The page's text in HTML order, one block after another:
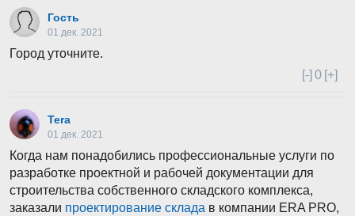
Гость
01 дек. 2021
Город уточните.
[-] 0 [+]
Tera
01 дек. 2021
Когда нам понадобились профессиональные услуги по
разработке проектной и рабочей документации для
строительства собственного складского комплекса,
заказали проектирование склада в компании ERA PRO,